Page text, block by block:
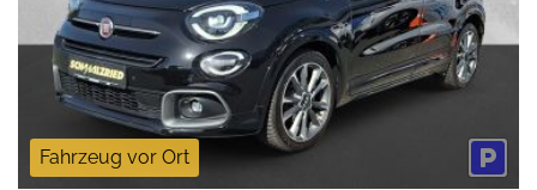
Fahrzeug vor Ort